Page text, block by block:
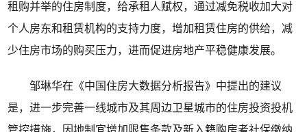
租购并举的住房制度，给承租人赋权，通过减免税收加大对
个人房东和租赁机构的支持力度，增加租赁住房的供给，减
少住房市场的购买压力，进而促进房地产平稳健康发展。
邹琳华在《中国住房大数据分析报告》中提出的建议
是，进一步完善一线城市及其周边卫星城市的住房投资投机